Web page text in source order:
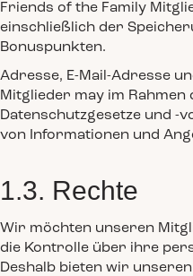
Friends of the Family
einschließlich der
Bonuspunkten.
Adresse, E-Mail-Adresse
Mitglieder may im
Datenschutzgesetze und
von Informationen und
1.3. Rechte
Wir möchten unseren
die Kontrolle über ihre
Deshalb bieten wir